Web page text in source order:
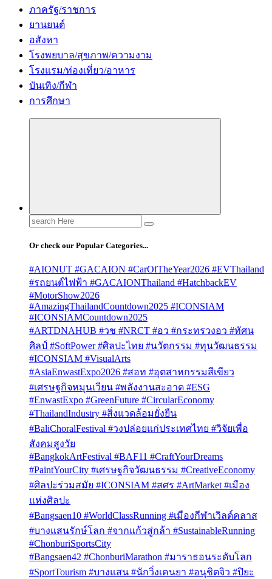
ภาครัฐ/ราชการ
ยานยนต์
อสังหา
โรงพยบาล/สุขภาพ/ความงาม
โรงแรม/ท่องเที่ยว/อาหาร
บันเทิง/กีฬา
การศึกษา
Search
for:
Or check our Popular Categories...
#AIONUT #GACAION #CarOfTheYear2026 #EVThailand
#รถยนต์ไฟฟ้า #GACAIONThailand #HatchbackEV
#MotorShow2026
#AmazingThailandCountdown2025 #ICONSIAM
#ICONSIAMCountdown2025
#ARTDNAHUB #วช #NRCT #อว #กระทรวงอว #ทัศน
ศิลป์ #SoftPower #ศิลปะไทย #นวัตกรรม #ทุนวัฒนธรรม
#ICONSIAM #VisualArts
#AsiaEnwastExpo2026 #สอท #อุตสาหกรรมสีเขียว
#เศรษฐกิจหมุนเวียน #พลังงานสะอาด #ESG
#EnwastExpo #GreenFuture #CircularEconomy
#ThailandIndustry #สิ่งแวดล้อมยั่งยืน
#BaliChoralFestival #วงปล่อยแก่ประเทศไทย #วิจัยเพื่อ
สังคมสูงวัย
#BangkokArtFestival #BAF11 #CraftYourDreams
#PaintYourCity #เศรษฐกิจวัฒนธรรม #CreativeEconomy
#ศิลปะร่วมสมัย #ICONSIAM #สศร #ArtMarket #เมือง
แห่งศิลปะ
#Bangsaen10 #WorldClassRunning #เมืองกีฬาเวิลด์คลาส
#บางแสนรักษ์โลก #จากแก้วสู่กล้า #SustainableRunning
#ChonburiSportsCity
#Bangsaen42 #ChonburiMarathon #มาราธอนระดับโลก
#SportTourism #บางแสน #นักวิ่งเคนยา #อนุชิตจิว #ปิยะ